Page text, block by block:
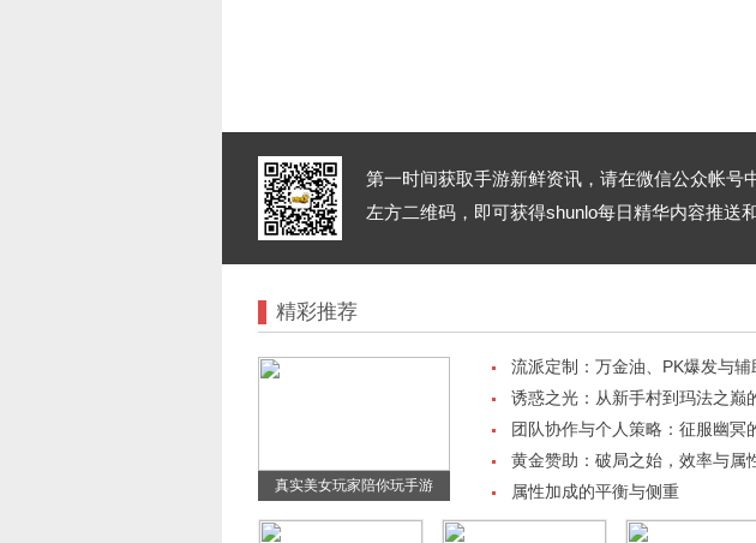
第一时间获取手游新鲜资讯，请在微信公众帐号
左方二维码，即可获得shunlo每日精华内容推送
精彩推荐
真实美女玩家陪你玩手游
流派定制：万金油、PK爆发与
诱惑之光：从新手村到玛法之巅
团队协作与个人策略：征服幽冥
黄金赞助：破局之始，效率与属
属性加成的平衡与侧重